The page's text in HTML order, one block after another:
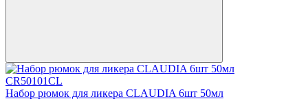
CR50101CL
Набор рюмок для ликера CLAUDIA 6шт 50мл